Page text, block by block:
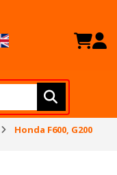
Honda F600, G200